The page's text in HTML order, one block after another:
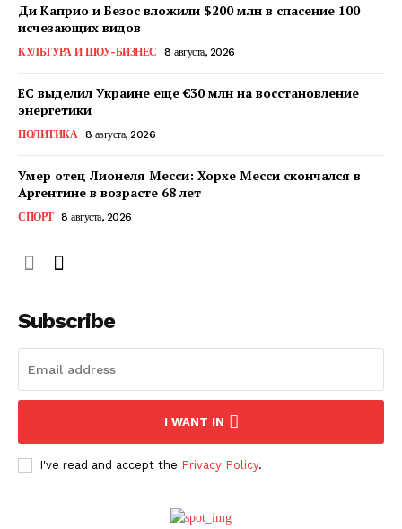
О нас
Политика конфиденциальности
Отказ от ответственности
Контакты
Ди Каприо и Безос вложили $200 млн в спасение 100
исчезающих видов
КУЛЬТУРА И ШОУ-БИЗНЕС 8 августа, 2026
ЕС выделил Украине еще €30 млн на восстановление
энергетики
ПОЛИТИКА 8 августа, 2026
Умер отец Лионеля Месси: Хорхе Месси скончался в
Аргентине в возрасте 68 лет
СПОРТ 8 августа, 2026
Subscribe
I WANT IN
I've read and accept the Privacy Policy.